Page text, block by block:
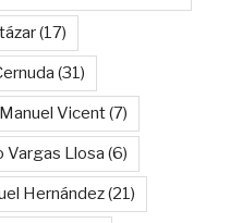
(17)
(31)
Manuel Vicent(7)
Vargas Llosa (6)
Hernández(21)